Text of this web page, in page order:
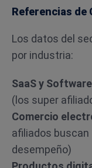
Referencias de
Los datos del
por industria:
SaaS y
(los super
Comercio
afiliados buscan
desempeño)